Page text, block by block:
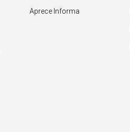
Aprece Informa